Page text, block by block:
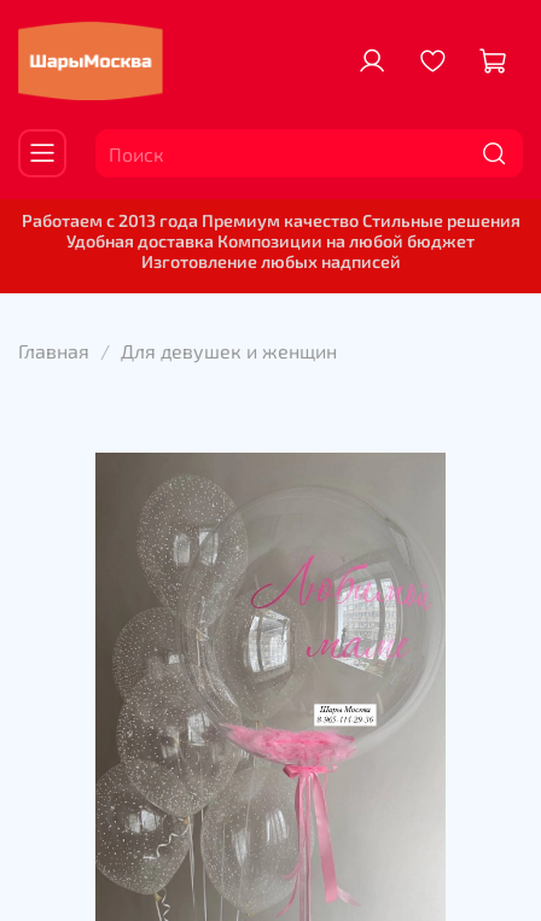
Работаем с 2013 года Премиум качество Стильные решения
Удобная доставка Композиции на любой бюджет
Изготовление любых надписей
Главная Для девушек и женщин